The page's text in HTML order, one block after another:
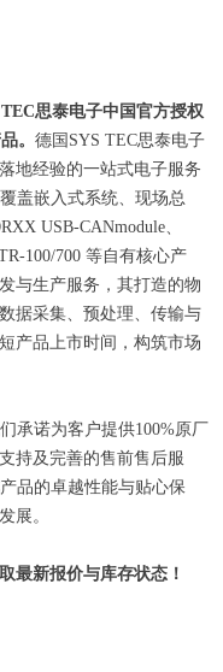
思泰电子中国官方授权
。 德国SYS TEC思泰电子
地经验的一站式电子服务
盖嵌入式系统、现场总
USB-CANmodule、
100/700 等自有核心产
与生产服务，其打造的物
据采集、预处理、传输与
产品上市时间，构筑市场
承诺为客户提供100%原厂
持及完善的售前售后服
品的卓越性能与贴心保
展。
最新报价与库存状态！